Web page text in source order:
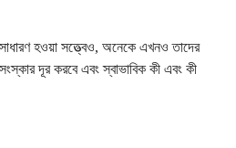
হওয়া সত্ত্বেও, অনেকে এখনও তাদের
দূর করবে এবং স্বাভাবিক কী এবং কী